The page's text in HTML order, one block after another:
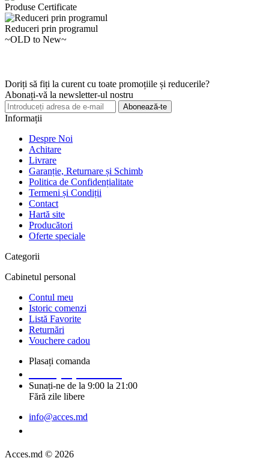
Produse Certificate
Reduceri prin programul
~OLD to New~
Doriți să fiți la curent cu toate promoțiile și reducerile?
Abonați-vă la newsletter-ul nostru
Abonează-te
Informații
Despre Noi
Achitare
Livrare
Garanție, Returnare și Schimb
Politica de Confidențialitate
Termeni și Condiții
Contact
Hartă site
Producători
Oferte speciale
Categorii
Cabinetul personal
Contul meu
Istoric comenzi
Listă Favorite
Returnări
Vouchere cadou
Plasați comanda
Sunați-ne de la 9:00 la 21:00
Fără zile libere
info@acces.md
Acces.md © 2026